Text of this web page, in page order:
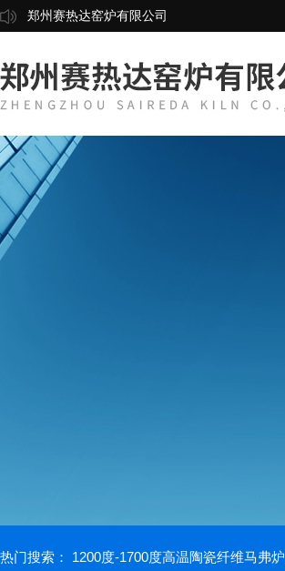
郑州赛热达窑炉有限公司
热门搜索： 1200度-1700度高温陶瓷纤维马弗炉